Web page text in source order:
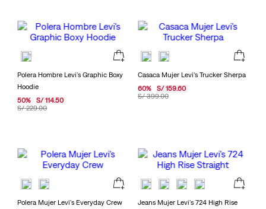
Polera Hombre Levi's Graphic Boxy
Hoodie
S/ 229.00
50% S/ 114.50
Casaca Mujer Levi's Trucker Sherpa
S/ 399.00
60% S/ 159.60
Polera Mujer Levi's Everyday Crew
Jeans Mujer Levi's 724 High Rise